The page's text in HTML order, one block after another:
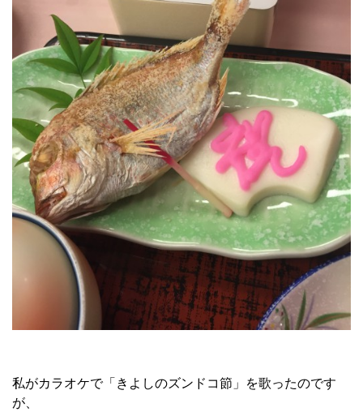
私がカラオケで「きよしのズンドコ節」を歌ったのです
が、